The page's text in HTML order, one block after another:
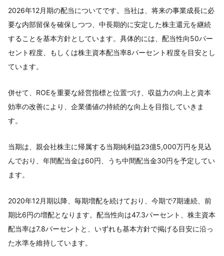
2026年12月期の配当についてです。当社は、将来の事業成長に必
要な内部留保を確保しつつ、中長期的に安定した株主還元を継続
することを基本方針としています。具体的には、配当性向50パー
セント程度、もしくは株主資本配当率8パーセント程度を目安とし
ています。
併せて、ROEを重要な経営指標と位置づけ、収益力の向上と資本
効率の改善により、企業価値の持続的な向上を目指していきま
す。
当期は、親会社株主に帰属する当期純利益23億5,000万円を見込
んでおり、年間配当金は60円、うち中間配当金30円を予定してい
ます。
2020年12月期以降、毎期増配を続けており、今期で7期連続、前
期比6円の増配となります。配当性向は47.3パーセント、株主資本
配当率は7.8パーセントと、いずれも基本方針で掲げる目安に沿っ
た水準を維持しています。